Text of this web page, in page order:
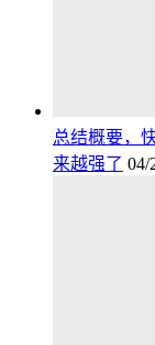
总结概要，
来越强了 04/